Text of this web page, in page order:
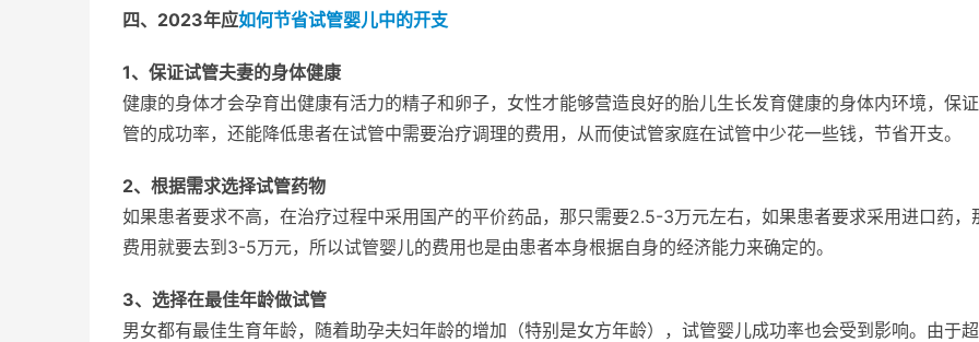
四、2023年应如何节省试管婴儿中的开支
1、保证试管夫妻的身体健康
健康的身体才会孕育出健康有活力的精子和卵子，女性才能够营造良好的胎儿生长发育健康的身体内环境，保
管的成功率，还能降低患者在试管中需要治疗调理的费用，从而使试管家庭在试管中少花一些钱，节省开支。
2、根据需求选择试管药物
如果患者要求不高，在治疗过程中采用国产的平价药品，那只需要2.5-3万元左右，如果患者要求采用进口药，
费用就要去到3-5万元，所以试管婴儿的费用也是由患者本身根据自身的经济能力来确定的。
3、选择在最佳年龄做试管
男女都有最佳生育年龄，随着助孕夫妇年龄的增加（特别是女方年龄），试管婴儿成功率也会受到影响。由于